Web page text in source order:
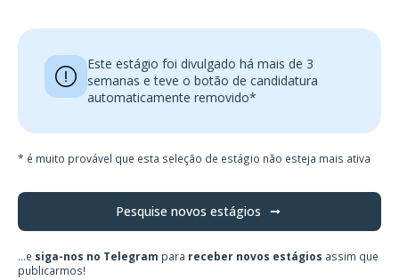
Este estágio foi divulgado há mais de 3
semanas e teve o botão de candidatura
automaticamente removido*
* é muito provável que esta seleção de estágio não esteja mais ativa
Pesquise novos estágios
...e siga-nos no Telegram para receber novos estágios assim que
publicarmos!